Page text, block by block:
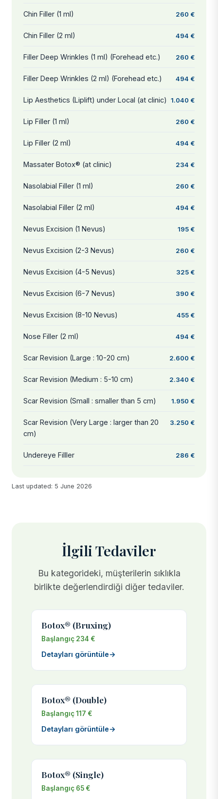
Chin Filler (1 ml) 260 €
Chin Filler (2 ml) 494 €
Filler Deep Wrinkles (1 ml) (Forehead etc.) 260 €
Filler Deep Wrinkles (2 ml) (Forehead etc.) 494 €
Lip Aesthetics (Liplift) under Local (at clinic) 1.040 €
Lip Filler (1 ml) 260 €
Lip Filler (2 ml) 494 €
Massater Botox® (at clinic) 234 €
Nasolabial Filler (1 ml) 260 €
Nasolabial Filler (2 ml) 494 €
Nevus Excision (1 Nevus) 195 €
Nevus Excision (2-3 Nevus) 260 €
Nevus Excision (4-5 Nevus) 325 €
Nevus Excision (6-7 Nevus) 390 €
Nevus Excision (8-10 Nevus) 455 €
Nose Filler (2 ml) 494 €
Scar Revision (Large : 10-20 cm) 2.600 €
Scar Revision (Medium : 5-10 cm) 2.340 €
Scar Revision (Small : smaller than 5 cm) 1.950 €
Scar Revision (Very Large : larger than 20
cm)
3.250 €
Undereye Filller 286 €
Last updated: 5 June 2026
İlgili Tedaviler
Bu kategorideki, müşterilerin sıklıkla
birlikte değerlendirdiği diğer tedaviler.
Botox® (Bruxing)
Başlangıç 234 €
Detayları görüntüle→
Botox® (Double)
Başlangıç 117 €
Detayları görüntüle→
Botox® (Single)
Başlangıç 65 €